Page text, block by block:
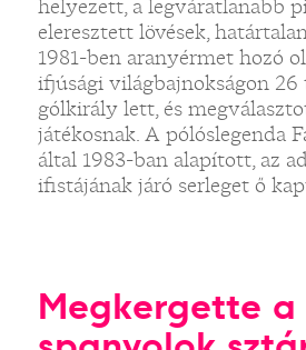
helyezett, a legváratlanabb
eleresztett lövések,
1981-ben aranyérmet hozó
ifjúsági világbajnokságon
gólkirály lett, és
játékosnak. A pólóslegenda
által 1983-ban alapított, az
ifistájának járó serleget ő
Megkergette a